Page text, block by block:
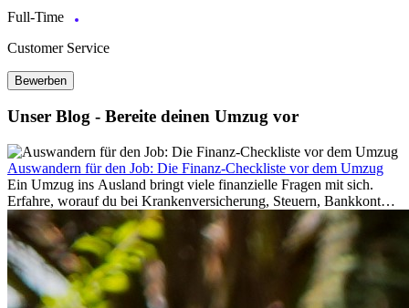
Full-Time
Customer Service
Bewerben
Unser Blog - Bereite deinen Umzug vor
Auswandern für den Job: Die Finanz-Checkliste vor dem Umzug
Ein Umzug ins Ausland bringt viele finanzielle Fragen mit sich.
Erfahre, worauf du bei Krankenversicherung, Steuern, Bankkonto,
Rücklagen und Budgetplanung achten solltest, damit dein Neustart
im Ausland reibungslos gelingt.